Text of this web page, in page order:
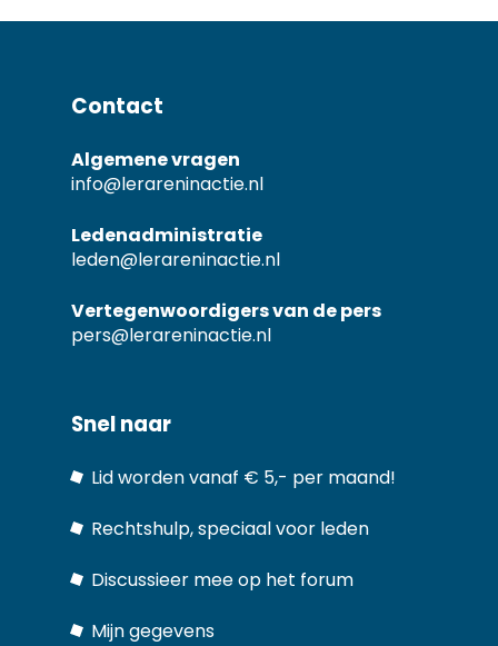
Contact
Algemene vragen
info@lerareninactie.nl
Ledenadministratie
leden@lerareninactie.nl
Vertegenwoordigers van de pers
pers@lerareninactie.nl
Snel naar
Lid worden vanaf € 5,- per maand!
Rechtshulp, speciaal voor leden
Discussieer mee op het forum
Mijn gegevens